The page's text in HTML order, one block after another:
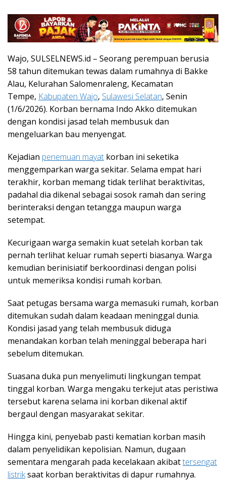
Wajo, SULSELNEWS.id – Seorang perempuan berusia
58 tahun ditemukan tewas dalam rumahnya di Bakke
Alau, Kelurahan Salomenraleng, Kecamatan
Tempe, Kabupaten Wajo, Sulawesi Selatan, Senin
(1/6/2026). Korban bernama Indo Akko ditemukan
dengan kondisi jasad telah membusuk dan
mengeluarkan bau menyengat.
Kejadian penemuan mayat korban ini seketika
menggemparkan warga sekitar. Selama empat hari
terakhir, korban memang tidak terlihat beraktivitas,
padahal dia dikenal sebagai sosok ramah dan sering
berinteraksi dengan tetangga maupun warga
setempat.
Kecurigaan warga semakin kuat setelah korban tak
pernah terlihat keluar rumah seperti biasanya. Warga
kemudian berinisiatif berkoordinasi dengan polisi
untuk memeriksa kondisi rumah korban.
Saat petugas bersama warga memasuki rumah, korban
ditemukan sudah dalam keadaan meninggal dunia.
Kondisi jasad yang telah membusuk diduga
menandakan korban telah meninggal beberapa hari
sebelum ditemukan.
Suasana duka pun menyelimuti lingkungan tempat
tinggal korban. Warga mengaku terkejut atas peristiwa
tersebut karena selama ini korban dikenal aktif
bergaul dengan masyarakat sekitar.
Hingga kini, penyebab pasti kematian korban masih
dalam penyelidikan kepolisian. Namun, dugaan
sementara mengarah pada kecelakaan akibattersengat
listriksaat korban beraktivitas di dapur rumahnya.